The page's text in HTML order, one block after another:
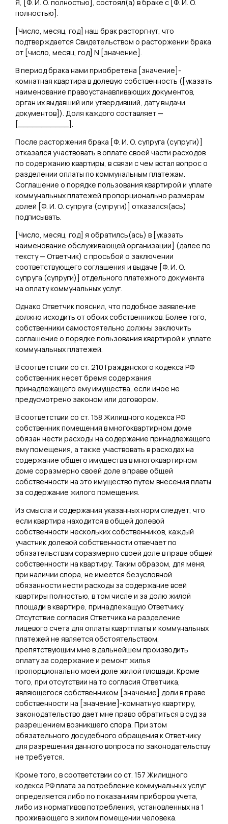
Я, [Ф. И. О. полностью], состоял(а) в браке с [Ф. И. О.
полностью].
[Число, месяц, год] наш брак расторгнут, что
подтверждается Свидетельством о расторжении брака
от [число, месяц, год] N [значение].
В период брака нами приобретена [значение]-
комнатная квартира в долевую собственность ([указать
наименование правоустанавливающих документов,
орган их выдавший или утвердивший, дату выдачи
документов]). Доля каждого составляет —
[
].
После расторжения брака [Ф. И. О. супруга (супруги)]
отказался участвовать в оплате своей части расходов
по содержанию квартиры, в связи с чем встал вопрос о
разделении оплаты по коммунальным платежам.
Соглашение о порядке пользования квартирой и уплате
коммунальных платежей пропорционально размерам
долей [Ф. И. О. супруга (супруги)] отказался(ась)
подписывать.
[Число, месяц, год] я обратилсь(ась) в [указать
наименование обслуживающей организации] (далее по
тексту — Ответчик) с просьбой о заключении
соответствующего соглашения и выдаче [Ф. И. О.
супруга (супруги)] отдельного платежного документа
на оплату коммунальных услуг.
Однако Ответчик пояснил, что подобное заявление
должно исходить от обоих собственников. Более того,
собственники самостоятельно должны заключить
соглашение о порядке пользования квартирой и уплате
коммунальных платежей.
В соответствии со ст. 210 Гражданского кодекса РФ
собственник несет бремя содержания
принадлежащего ему имущества, если иное не
предусмотрено законом или договором.
В соответствии со ст. 158 Жилищного кодекса РФ
собственник помещения в многоквартирном доме
обязан нести расходы на содержание принадлежащего
ему помещения, а также участвовать в расходах на
содержание общего имущества в многоквартирном
доме соразмерно своей доле в праве общей
собственности на это имущество путем внесения платы
за содержание жилого помещения.
Из смысла и содержания указанных норм следует, что
если квартира находится в общей долевой
собственности нескольких собственников, каждый
участник долевой собственности отвечает по
обязательствам соразмерно своей доле в праве общей
собственности на квартиру. Таким образом, для меня,
при наличии спора, не имеется безусловной
обязанности нести расходы за содержание всей
квартиры полностью, в том числе и за долю жилой
площади в квартире, принадлежащую Ответчику.
Отсутствие согласия Ответчика на разделение
лицевого счета для оплаты квартплаты и коммунальных
платежей не является обстоятельством,
препятствующим мне в дальнейшем производить
оплату за содержание и ремонт жилья
пропорционально моей доле жилой площади. Кроме
того, при отсутствии на то согласия Ответчика,
являющегося собственником [значение] доли в праве
собственности на [значение]-комнатную квартиру,
законодательство дает мне право обратиться в суд за
разрешением возникшего спора. При этом
обязательного досудебного обращения к Ответчику
для разрешения данного вопроса по законодательству
не требуется.
Кроме того, в соответствии со ст. 157 Жилищного
кодекса РФ плата за потребление коммунальных услуг
определяется либо по показаниям приборов учета,
либо из нормативов потребления, установленных на 1
проживающего в жилом помещении человека.